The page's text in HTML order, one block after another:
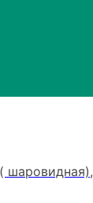
шаровидная),